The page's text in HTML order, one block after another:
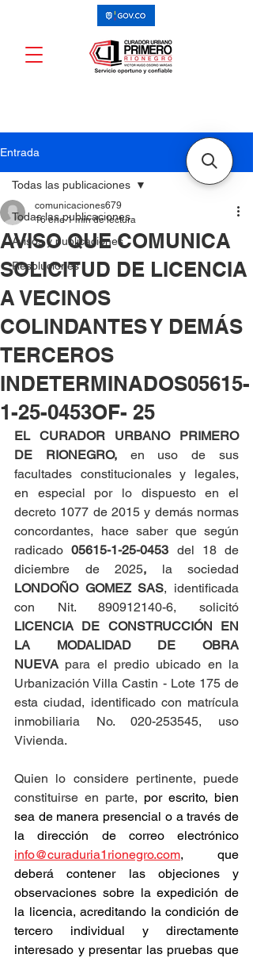
Entrada
Todas las publicaciones
Avisos y publicaciones
Resoluciones
Todas las publicaciones
AVISO QUE COMUNICA
SOLICITUD DE LICENCIA
A VECINOS
COLINDANTES Y DEMÁS
TERCEROS
INDETERMINADOS05615-
1-25-0453OF- 25
comunicaciones679
16 ene 1 min de lectura
EL CURADOR URBANO PRIMERO
DE RIONEGRO, en uso de sus
facultades constitucionales y legales,
en especial por lo dispuesto en el
decreto 1077 de 2015 y demás normas
concordantes, hace saber que según
radicado 05615-1-25-0453 del 18 de
diciembre de 2025,
LONDOÑO GOMEZ SAS, identificada
LICENCIA DE CONSTRUCCIÓN EN
LA MODALIDAD DE OBRA
NUEVA para el predio ubicado en la
Urbanización Villa Castin - Lote 175 de
esta ciudad, identificado con matrícula
inmobiliaria No. 020-253545, uso
Vivienda.
Quien lo considere pertinente, puede
constituirse en parte, por escrito, bien
sea de manera presencial o a través de
info@curaduria1rionegro.com, que
deberá contener las objeciones y
observaciones sobre la expedición de
la licencia, acreditando la condición de
tercero individual y directamente
interesado y presentar las pruebas que